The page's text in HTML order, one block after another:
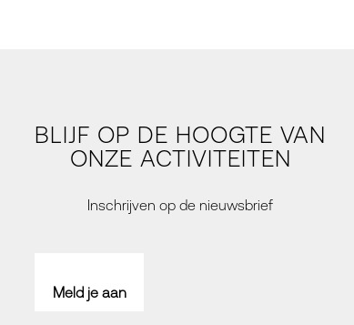
BLIJF OP DE HOOGTE VAN
ONZE ACTIVITEITEN
Inschrijven op de nieuwsbrief
Meld je aan